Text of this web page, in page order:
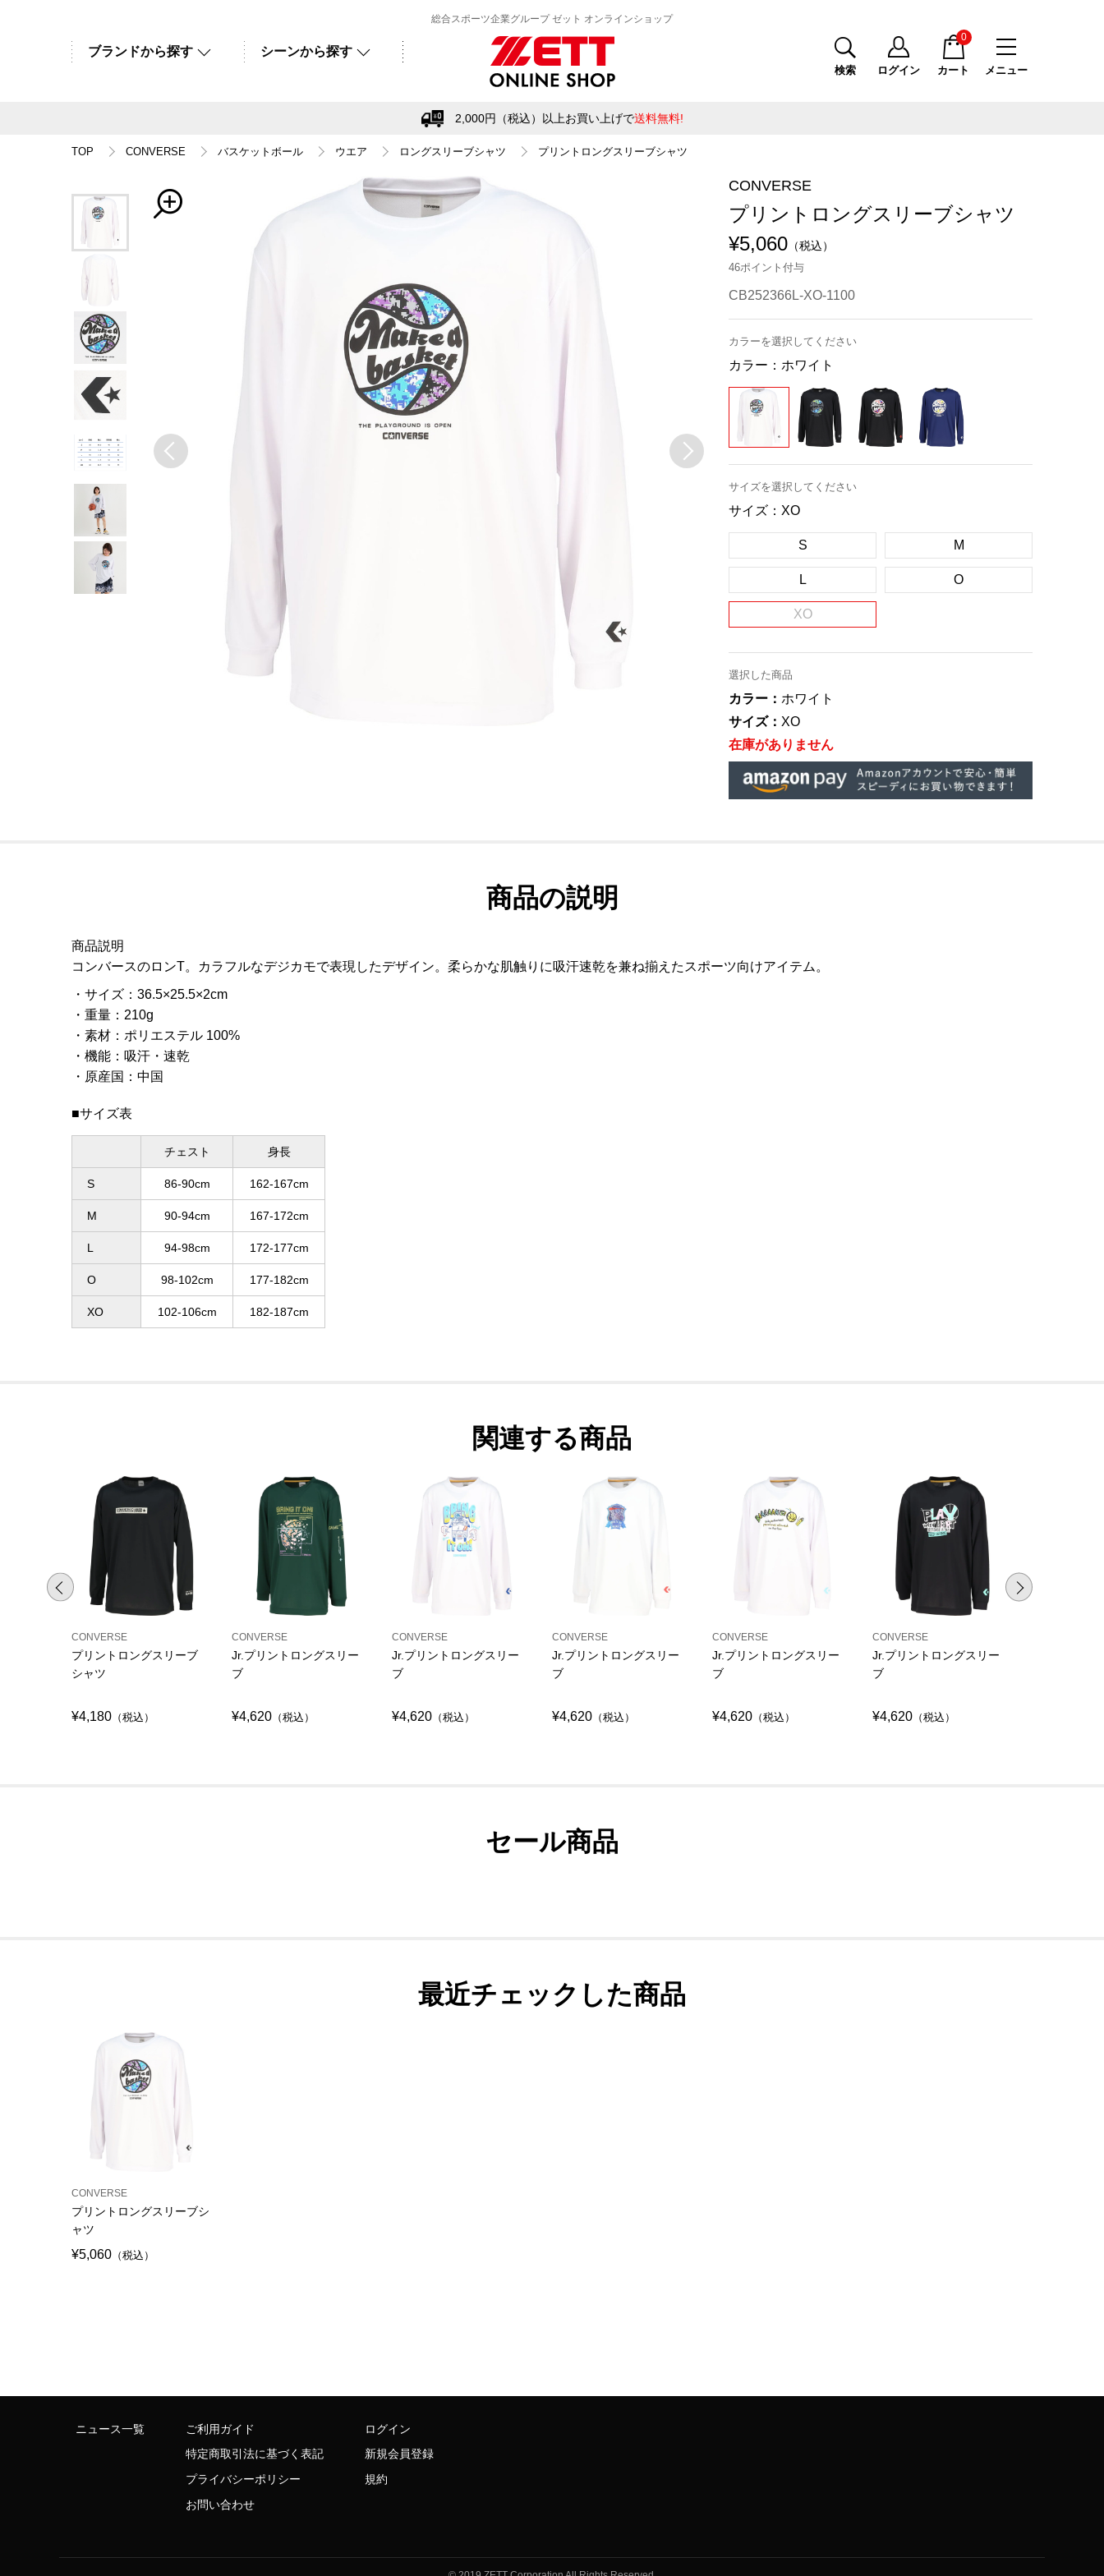
総合スポーツ企業グループ ゼット オンラインショップ
ブランドから探す シーンから探す
メニュー
検索 ログイン カート
0
2,000円（税込）以上お買い上げで送料無料!
TOP CONVERSE バスケットボール ウエア ロングスリーブシャツ プリントロングスリーブシャツ
CONVERSE
プリントロングスリーブシャツ
¥5,060 （税込）
46ポイント付与
CB252366L-XO-1100
カラーを選択してください
カラー： ホワイト
サイズを選択してください
サイズ： XO
S M
L O
XO
選択した商品
カラー： ホワイト
サイズ： XO
在庫がありません
商品の説明
商品説明
コンバースのロンT。カラフルなデジカモで表現したデザイン。柔らかな肌触りに吸汗速乾を兼ね揃えたスポーツ向けアイテム。
サイズ ： 36.5×25.5×2cm
重量 ： 210g
素材 ： ポリエステル 100%
機能 ： 吸汗・速乾
原産国 ： 中国
■サイズ表
チェスト 身長
S 86-90cm 162-167cm
M 90-94cm 167-172cm
L 94-98cm 172-177cm
O 98-102cm 177-182cm
XO 102-106cm 182-187cm
関連する商品
CONVERSE
プリントロングスリーブ
シャツ
¥4,180 （税込）
CONVERSE
Jr.プリントロングスリー
ブ
¥4,620 （税込）
CONVERSE
Jr.プリントロングスリー
ブ
¥4,620 （税込）
CONVERSE
Jr.プリントロングスリー
ブ
¥4,620 （税込）
CONVERSE
Jr.プリントロングスリー
ブ
¥4,620 （税込）
CONVERSE
Jr.プリントロングスリー
ブ
¥4,620 （税込）
セール商品
最近チェックした商品
CONVERSE
プリントロングスリーブシ
ャツ
¥5,060 （税込）
ニュース一覧
ご利用ガイド
特定商取引法に基づく表記
プライバシーポリシー
お問い合わせ
ログイン
新規会員登録
規約